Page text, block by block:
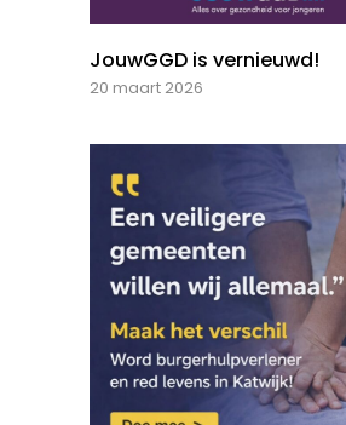
JouwGGD is vernieuwd!
20 maart 2026